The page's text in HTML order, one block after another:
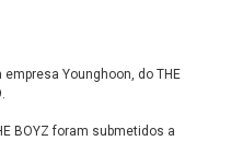
Younghoon, do THE
BOYZ foram submetidos a